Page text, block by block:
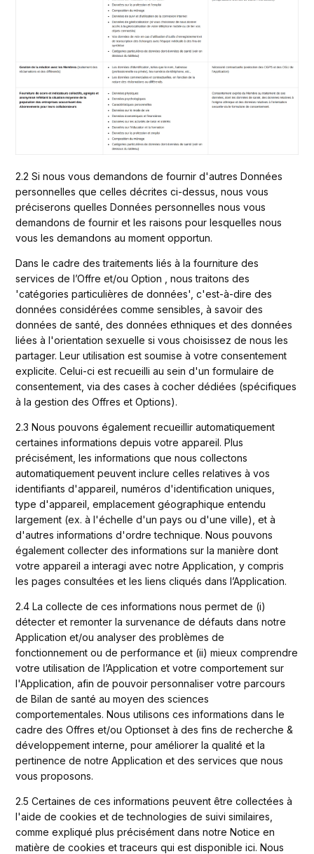
2.2 Si nous vous demandons de fournir d'autres Données
personnelles que celles décrites ci-dessus, nous vous
préciserons quelles Données personnelles nous vous
demandons de fournir et les raisons pour lesquelles nous
vous les demandons au moment opportun.
Dans le cadre des traitements liés à la fourniture des
services de l’Offre et/ou Option , nous traitons des
'catégories particulières de données', c'est-à-dire des
données considérées comme sensibles, à savoir des
données de santé, des données ethniques et des données
liées à l'orientation sexuelle si vous choisissez de nous les
partager. Leur utilisation est soumise à votre consentement
explicite. Celui-ci est recueilli au sein d'un formulaire de
consentement, via des cases à cocher dédiées (spécifiques
à la gestion des Offres et Options).
2.3 Nous pouvons également recueillir automatiquement
certaines informations depuis votre appareil. Plus
précisément, les informations que nous collectons
automatiquement peuvent inclure celles relatives à vos
identifiants d'appareil, numéros d'identification uniques,
type d'appareil, emplacement géographique entendu
largement (ex. à l'échelle d'un pays ou d'une ville), et à
d'autres informations d'ordre technique. Nous pouvons
également collecter des informations sur la manière dont
votre appareil a interagi avec notre Application, y compris
les pages consultées et les liens cliqués dans l’Application.
2.4 La collecte de ces informations nous permet de (i)
détecter et remonter la survenance de défauts dans notre
Application et/ou analyser des problèmes de
fonctionnement ou de performance et (ii) mieux comprendre
votre utilisation de l’Application et votre comportement sur
l'Application, afin de pouvoir personnaliser votre parcours
de Bilan de santé au moyen des sciences
comportementales. Nous utilisons ces informations dans le
cadre des Offres et/ou Optionset à des fins de recherche &
développement interne, pour améliorer la qualité et la
pertinence de notre Application et des services que nous
vous proposons.
2.5 Certaines de ces informations peuvent être collectées à
l'aide de cookies et de technologies de suivi similaires,
comme expliqué plus précisément dans notre Notice en
matière de cookies et traceurs qui est disponible ici. Nous